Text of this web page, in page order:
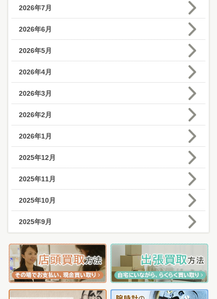
2026年7月
2026年6月
2026年5月
2026年4月
2026年3月
2026年2月
2026年1月
2025年12月
2025年11月
2025年10月
2025年9月